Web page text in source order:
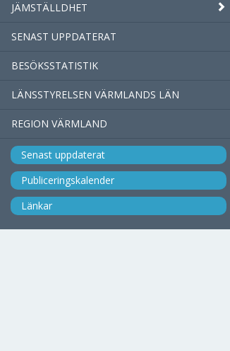
JÄMSTÄLLDHET
SENAST UPPDATERAT
BESÖKSSTATISTIK
LÄNSSTYRELSEN VÄRMLANDS LÄN
REGION VÄRMLAND
Senast uppdaterat
Publiceringskalender
Länkar